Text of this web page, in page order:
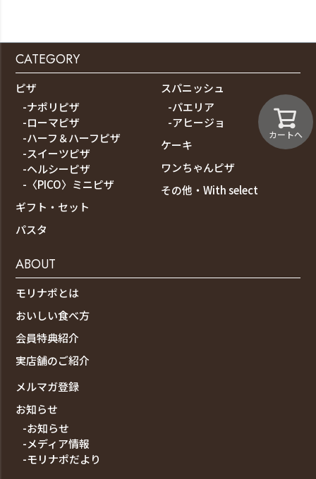
カートへ
CATEGORY
ピザ
-ナポリピザ
-ローマピザ
-ハーフ＆ハーフピザ
-スイーツピザ
-ヘルシーピザ
-〈PICO〉ミニピザ
ギフト・セット
パスタ
スパニッシュ
-パエリア
-アヒージョ
ケーキ
ワンちゃんピザ
その他・With select
ABOUT
モリナポとは
おいしい食べ方
会員特典紹介
実店舗のご紹介
メルマガ登録
お知らせ
-お知らせ
-メディア情報
-モリナポだより